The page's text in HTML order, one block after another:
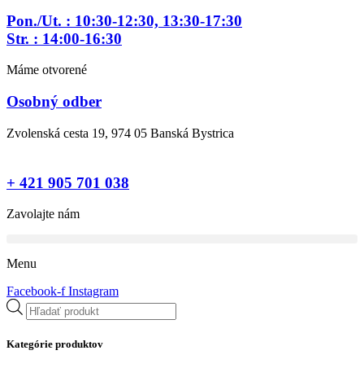
Pon./Ut. : 10:30-12:30, 13:30-17:30
Str. : 14:00-16:30
Máme otvorené
Osobný odber
Zvolenská cesta 19, 974 05 Banská Bystrica
+ 421 905 701 038
Zavolajte nám
Menu
Facebook-f Instagram
Products
search
Kategórie produktov